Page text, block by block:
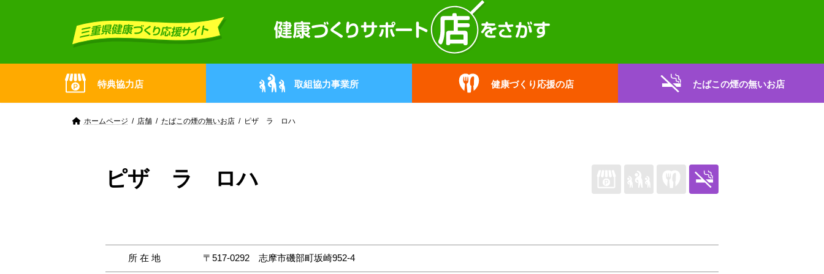
特典協力店 取組協力事業所 健康づくり応援の店 たばこの煙の無いお店
ホームページ 店舗 たばこの煙の無いお店 ピザ ラ ロハ
ピザ ラ ロハ
所在地 〒517-0292 志摩市磯部町坂崎952-4